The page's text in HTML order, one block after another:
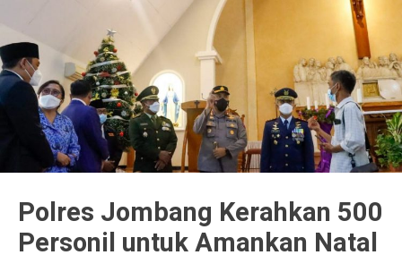
Polres Jombang Kerahkan 500
Personil untuk Amankan Natal